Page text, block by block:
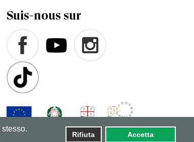
Rifiuta Accetta
Suis-nous sur